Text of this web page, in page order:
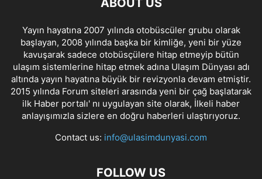
ABOUT US
Yayın hayatına 2007 yılında otobüscüler grubu olarak
başlayan, 2008 yılında başka bir kimliğe, yeni bir yüze
kavuşarak sadece otobüsçülere hitap etmeyip bütün
ulaşım sistemlerine hitap etmek adına Ulaşım Dünyası adı
altında yayın hayatına büyük bir revizyonla devam etmiştir.
2015 yılında Forum siteleri arasında yeni bir çağ başlatarak
ilk Haber portalı' nı uygulayan site olarak, İlkeli haber
anlayışımızla sizlere en doğru haberleri ulaştırıyoruz.
Contact us: info@ulasimdunyasi.com
FOLLOW US